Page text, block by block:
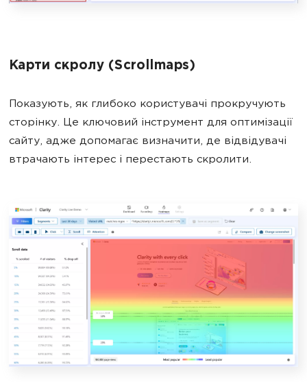
Карти скролу (Scrollmaps)
Показують, як глибоко користувачі прокручують
сторінку. Це ключовий інструмент для оптимізації
сайту, адже допомагає визначити, де відвідувачі
втрачають інтерес і перестають скролити.